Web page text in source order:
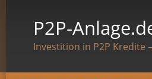
P2P-
Investition in P2P Kredite